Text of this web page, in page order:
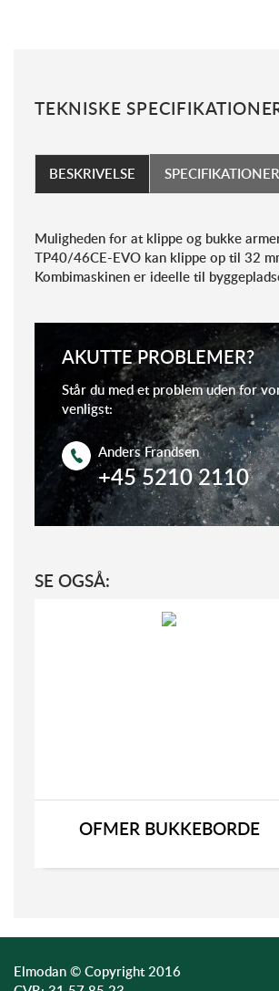
TEKNISKE
BESKRIVELSE SPECIFIKATIONER
Muligheden for at klippe og bukke
TP40/46CE-EVO kan klippe op til 32
Kombimaskinen er ideelle til
AKUTTE PROBLEMER?
Står du med et problem uden for
venligst:
Anders Frandsen
+45 5210 2110
SE OGSÅ:
OFMER BUKKEBORDE
Elmodan © Copyright 2016